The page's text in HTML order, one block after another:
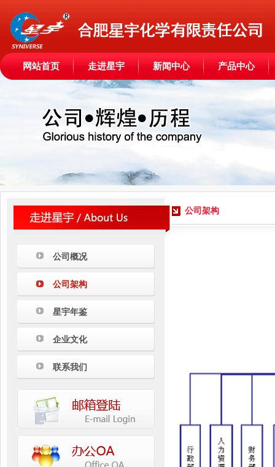
网站首页 走进星宇 新闻中心 产品中心
公司概况
公司架构
星宇年鉴
企业文化
联系我们
公司架构